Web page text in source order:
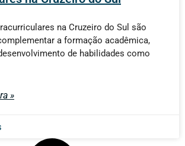
na Cruzeiro do Sul são
a formação acadêmica,
de habilidades como
»